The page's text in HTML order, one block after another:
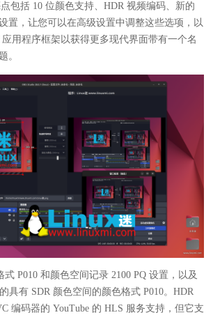
包括 10 位颜色支持、HDR 视频编码、新的
置，让您可以在高级设置中调整这些选项，以
用程序框架以获得更多现代界面带有一个名
。
P010 和颜色空间记录 2100 PQ 设置，以及
具有 SDR 颜色空间的颜色格式 P010。HDR
编码器的 YouTube 的 HLS 服务支持，但它支